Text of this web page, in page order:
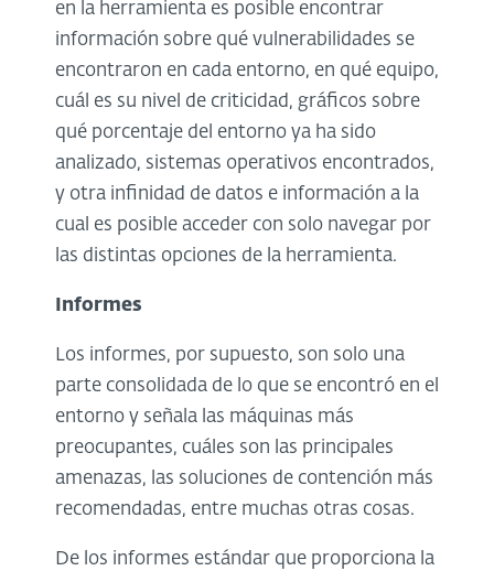
en la herramienta es posible encontrar
información sobre qué vulnerabilidades se
encontraron en cada entorno, en qué equipo,
cuál es su nivel de criticidad, gráficos sobre
qué porcentaje del entorno ya ha sido
analizado, sistemas operativos encontrados,
y otra infinidad de datos e información a la
cual es posible acceder con solo navegar por
las distintas opciones de la herramienta.
Informes
Los informes, por supuesto, son solo una
parte consolidada de lo que se encontró en el
entorno y señala las máquinas más
preocupantes, cuáles son las principales
amenazas, las soluciones de contención más
recomendadas, entre muchas otras cosas.
De los informes estándar que proporciona la